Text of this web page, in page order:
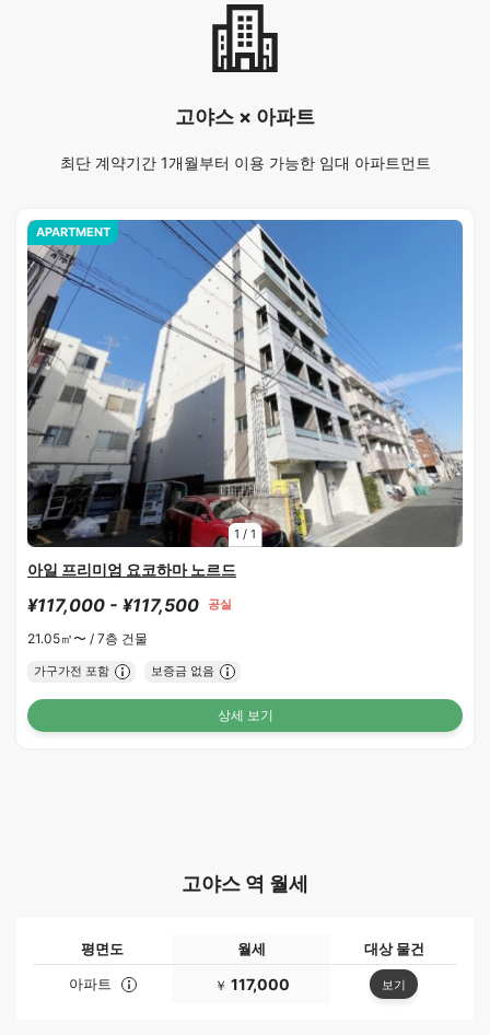
고야스 × 아파트
최단 계약기간 1개월부터 이용 가능한 임대 아파트먼트
1 / 1
APARTMENT
아일 프리미엄 요코하마 노르드
¥117,000 - ¥117,500 공실
21.05㎡〜 / 7층 건물
가구가전 포함 보증금 없음
상세 보기
고야스 역 월세
평면도 월세
대상 물건
아파트
￥ 117,000 보기